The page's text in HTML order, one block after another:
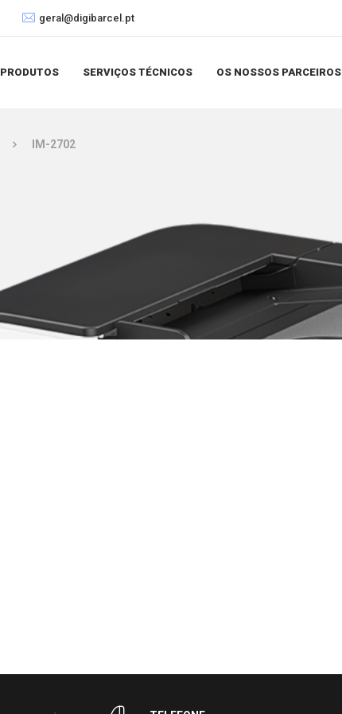
geral@digibarcel.pt
PRODUTOS SERVIÇOS TÉCNICOS OS NOSSOS PARCEIROS
IM-2702